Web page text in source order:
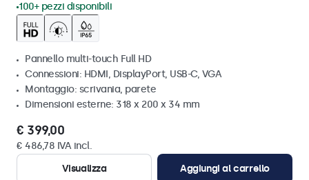
100+ pezzi disponibili
Pannello multi-touch Full HD
Connessioni: HDMI, DisplayPort, USB-C, VGA
Montaggio: scrivania, parete
Dimensioni esterne: 318 x 200 x 34 mm
€ 399,00
€ 486,78 IVA incl.
Visualizza
Aggiungi al carrello